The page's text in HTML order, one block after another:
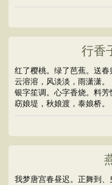
行香
红了樱桃。绿了芭蕉。送
云溶溶，风淡淡，雨潇潇。
银字笙调。心字香烧。料
窈娘堤，秋娘渡，泰娘桥。
我梦唐宫春昼迟。正舞到